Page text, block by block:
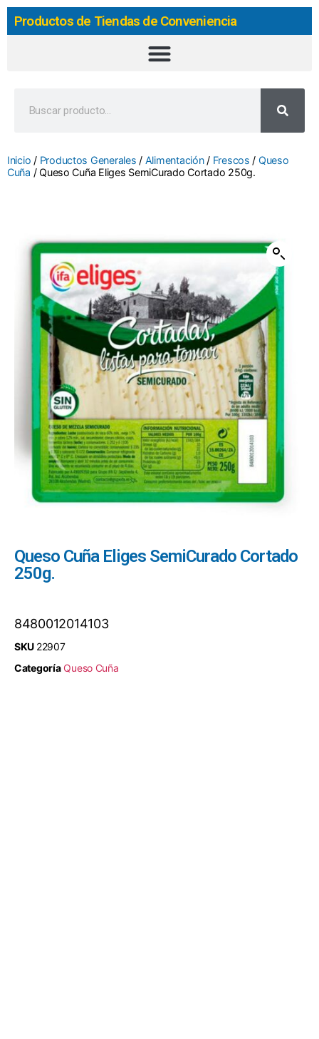
Productos de Tiendas de Conveniencia
Inicio / Productos Generales / Alimentación/ Frescos / Queso
Cuña / Queso Cuña Eliges SemiCurado Cortado 250g.
Queso Cuña Eliges SemiCurado Cortado
250g.
8480012014103
SKU 22907
Categoría Queso Cuña